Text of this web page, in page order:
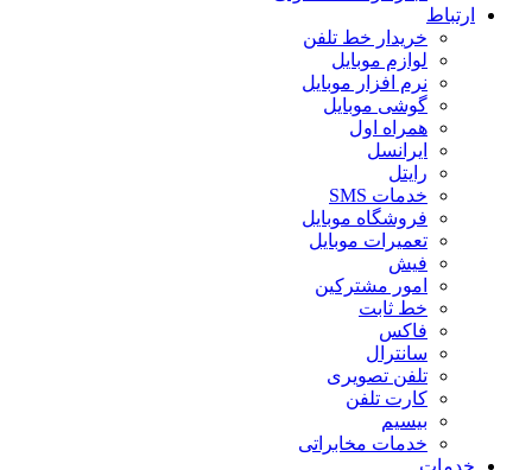
ارتباط
خریدار خط تلفن
لوازم موبایل
نرم افزار موبایل
گوشی موبایل
همراه اول
ایرانسل
رایتل
خدمات SMS
فروشگاه موبایل
تعمیرات موبایل
فیش
امور مشترکین
خط ثابت
فاکس
سانترال
تلفن تصویری
کارت تلفن
بیسیم
خدمات مخابراتی